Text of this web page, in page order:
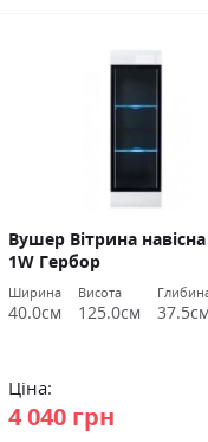
Вушер Вітрина навісна
1W Гербор
Ширина
40.0см
Висота
125.0см 37.5см
Ціна:
4 040 грн